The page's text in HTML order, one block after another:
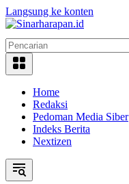
Langsung ke konten
Home
Redaksi
Pedoman Media Siber
Indeks Berita
Nextizen